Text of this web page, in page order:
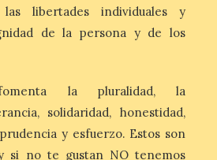
un boom
y
lidera el impacto
libertades individuales y
de la persona y de los
fomenta la pluralidad, la
solidaridad, honestidad,
y esfuerzo. Estos son
si no te gustan NO tenemos